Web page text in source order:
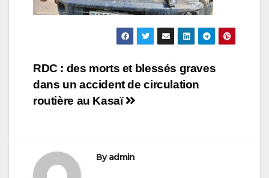
Navigation
de
RDC : des morts et blessés graves
dans un accident de circulation
routière au Kasaï
Byadmin